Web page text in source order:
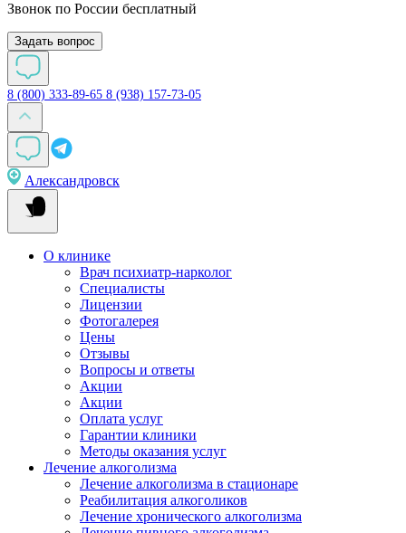
Звонок по России бесплатный
Задать вопрос
8 (800) 333-89-65 8 (938) 157-73-05
Александровск
О клинике
Врач психиатр-нарколог
Специалисты
Лицензии
Фотогалерея
Цены
Отзывы
Вопросы и ответы
Акции
Акции
Оплата услуг
Гарантии клиники
Методы оказания услуг
Лечение алкоголизма
Лечение алкоголизма в стационаре
Реабилитация алкоголиков
Лечение хронического алкоголизма